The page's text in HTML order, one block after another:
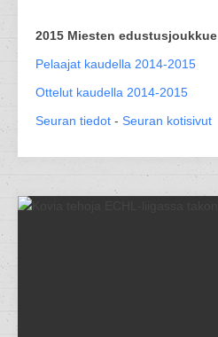
2015 Miesten edustusjoukkue
Pelaajat kaudella 2014-2015
Ottelut kaudella 2014-2015
Seuran tiedot - Seuran kotisivut